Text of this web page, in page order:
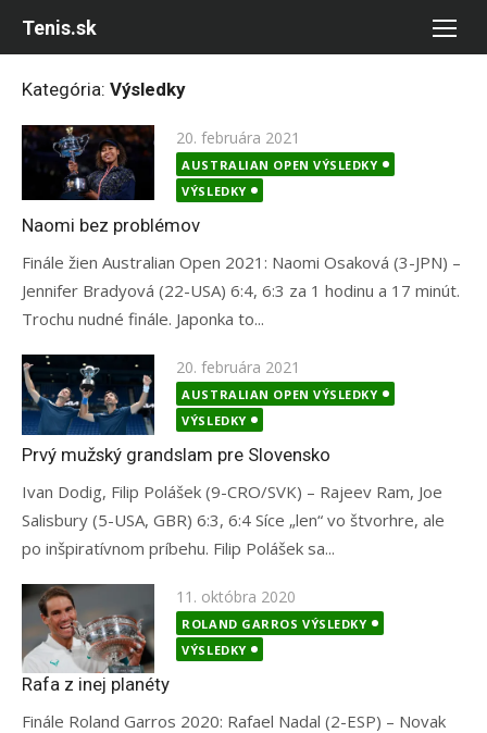
Tenis.sk
Kategória: Výsledky
Posted
on
20. februára 2021
AUSTRALIAN OPEN VÝSLEDKY
VÝSLEDKY
Naomi bez problémov
Finále žien Australian Open 2021: Naomi Osaková (3-JPN) –
Jennifer Bradyová (22-USA) 6:4, 6:3 za 1 hodinu a 17 minút.
Trochu nudné finále. Japonka to...
Posted
on
20. februára 2021
AUSTRALIAN OPEN VÝSLEDKY
VÝSLEDKY
Prvý mužský grandslam pre Slovensko
Ivan Dodig, Filip Polášek (9-CRO/SVK) – Rajeev Ram, Joe
Salisbury (5-USA, GBR) 6:3, 6:4 Síce „len“ vo štvorhre, ale
po inšpiratívnom príbehu. Filip Polášek sa...
Posted
on
11. októbra 2020
ROLAND GARROS VÝSLEDKY
VÝSLEDKY
Rafa z inej planéty
Finále Roland Garros 2020: Rafael Nadal (2-ESP) – Novak